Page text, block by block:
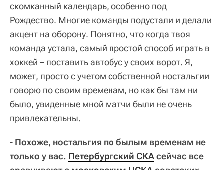
скомканный календарь, особенно под
Рождество. Многие команды подустали и делали
акцент на оборону. Понятно, что когда твоя
команда устала, самый простой способ играть в
хоккей – поставить автобус у своих ворот. Я,
может, просто с учетом собственной ностальгии
говорю по своим временам, но как бы там ни
было, увиденные мной матчи были не очень
привлекательны.
- Похоже, ностальгия по былым временам не
только у вас. Петербургский СКАсейчас все